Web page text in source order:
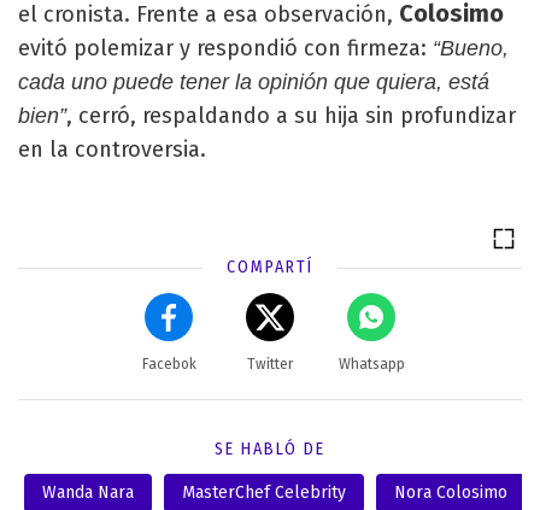
el cronista. Frente a esa observación, Colosimo
evitó polemizar y respondió con firmeza: “Bueno,
cada uno puede tener la opinión que quiera, está
bien”, cerró, respaldando a su hija sin profundizar
en la controversia.
COMPARTÍ
Facebok Twitter Whatsapp
SE HABLÓ DE
Wanda Nara MasterChef Celebrity Nora Colosimo